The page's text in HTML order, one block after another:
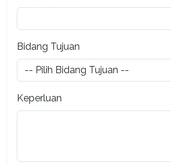
Bidang Tujuan
Keperluan